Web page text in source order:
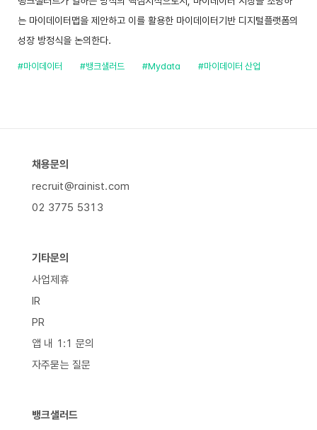
는 마이데이터맵을 제안하고 이를 활용한 마이데이터기반 디지털플랫폼의
성장 방정식을 논의한다.
#마이데이터 #뱅크샐러드 #Mydata #마이데이터 산업
채용문의
recruit@rainist.com
02 3775 5313
기타문의
사업제휴
IR
PR
앱 내 1:1 문의
자주묻는 질문
뱅크샐러드